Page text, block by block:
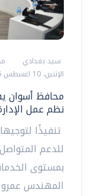
سيد بغدادي
الإثنين، 10 اغسطس 2026 03:52 م
محافظ أسوان
نظم عمل
تنفيذًا
للدعم
بمستوى
المهندس